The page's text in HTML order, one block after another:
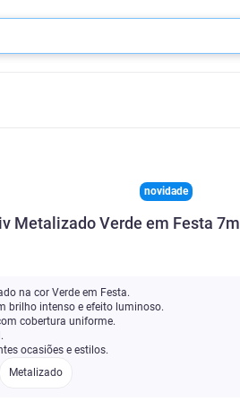
novidade
Metalizado Verde em Festa 7ml
na cor Verde em Festa.
brilho intenso e efeito luminoso.
cobertura uniforme.
ocasiões e estilos.
Metalizado